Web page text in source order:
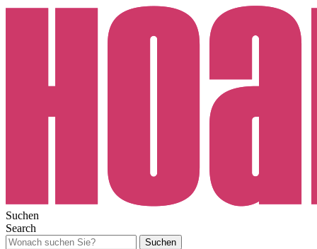
Suchen
Search
Suchen